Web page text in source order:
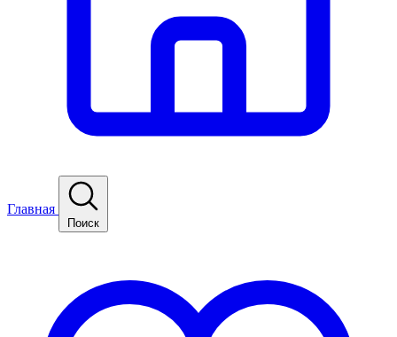
Главная
Поиск